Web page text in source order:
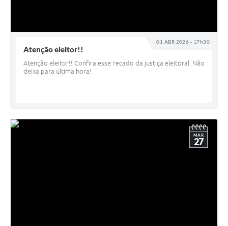
01 ABR 2026 - 17h30
Atenção eleitor!!
Atenção eleitor!! Confira esse recado da justiça eleitoral. Não
deixa para última hora!
MAR
27